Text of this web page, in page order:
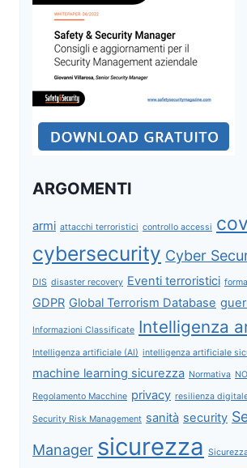
ARGOMENTI
armi attacchi terroristici controllo accessi
cybersecurity Cyber
DIS disaster recovery Eventi terroristici
GDPR Global Terrorism Database
Informazioni Classificate Intelligenza
Intelligenza artificiale (AI) intelligenza artificiale
machine learning sicurezza Normativa
Regolamento Macchine privacy resilienza
Security Risk Management sanità security
Manager sicurezza